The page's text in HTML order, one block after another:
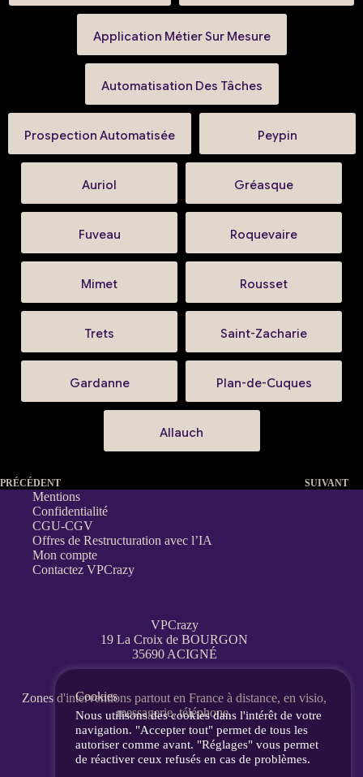
Application Métier Sur Mesure
Automatisation Des Tâches
Prospection Automatisée Peypin
Auriol Gréasque
Fuveau Roquevaire
Mimet Rousset
Trets Saint-Zacharie
Gardanne Plan-de-Cuques
Allauch
PRÉCÉDENT SUIVANT
Mentions
Confidentialité
CGU-CGV
Offres de Restructuration avec l’IA
Mon compte
Contactez VPCrazy
VPCrazy
19 La Croix de BOURGON
35690 ACIGNÉ
Zones d'interventions partout en France à distance, en visio,
messagerie, téléphone.
Cookies
Nous utilisons des cookies dans l'intérêt de votre
navigation. "Accepter tout" permet de tous les
autoriser comme avant. "Réglages" vous permet
de réactiver ceux refusés en cas de problèmes.